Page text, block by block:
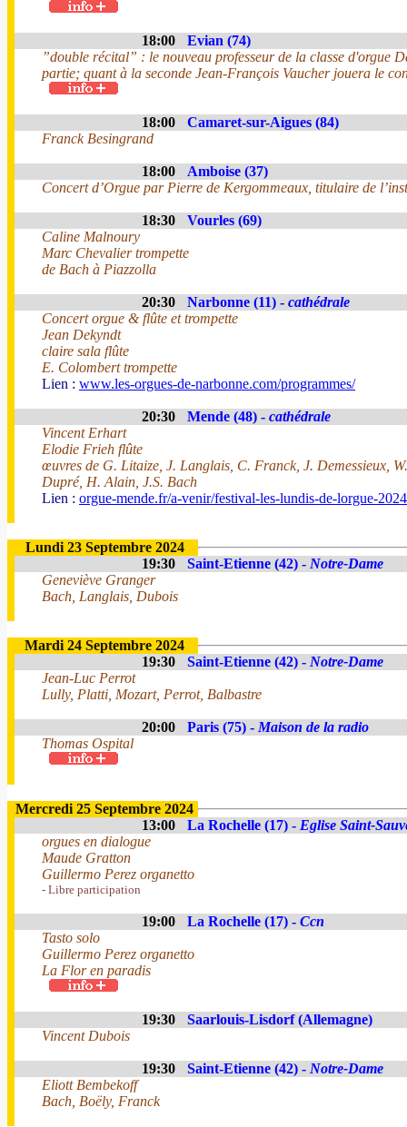
18:00
Evian (74)
”double récital” : le nouveau professeur de la classe d'orgue
partie; quant à la seconde Jean-François Vaucher jouera le
18:00
Camaret-sur-Aigues (84)
Franck Besingrand
18:00
Amboise (37)
Concert d’Orgue par Pierre de Kergommeaux, titulaire de
18:30
Vourles (69)
Caline Malnoury
Marc Chevalier trompette
de Bach à Piazzolla
20:30 Narbonne (11) - cathédrale
Concert orgue & flûte et trompette
Jean Dekyndt
claire sala flûte
E. Colombert trompette
Lien : www.les-orgues-de-narbonne.com/programmes/
20:30 Mende (48) - cathédrale
Vincent Erhart
Elodie Frieh flûte
œuvres de G. Litaize, J. Langlais, C. Franck, J. Demessieux,
Dupré, H. Alain, J.S. Bach
Lien : orgue-mende.fr/a-venir/festival-les-lundis-de-lorgue-
Lundi 23 Septembre 2024
19:30
Saint-Etienne (42) - Notre-Dame
Geneviève Granger
Bach, Langlais, Dubois
Mardi 24 Septembre 2024
19:30
Saint-Etienne (42) - Notre-Dame
Jean-Luc Perrot
Lully, Platti, Mozart, Perrot, Balbastre
20:00 Paris (75) - Maison de la radio
Thomas Ospital
Mercredi 25 Septembre 2024
13:00
La Rochelle (17) - Eglise Saint-
orgues en dialogue
Maude Gratton
Guillermo Perez organetto
- Libre participation
19:00 La Rochelle (17) - Ccn
Tasto solo
Guillermo Perez organetto
La Flor en paradis
19:30
Saarlouis-Lisdorf (Allemagne)
Vincent Dubois
19:30 Saint-Etienne (42) - Notre-Dame
Eliott Bembekoff
Bach, Boëly, Franck